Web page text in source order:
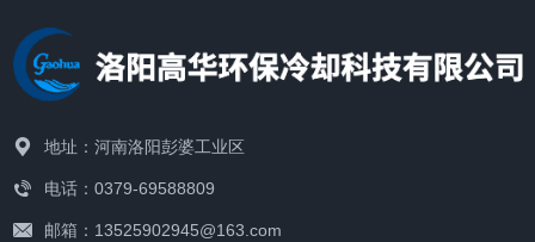
地址：河南洛阳彭婆工业区
电话：0379-69588809
邮箱：13525902945@163.com